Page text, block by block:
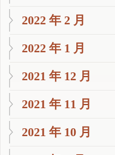
2022 年 2 月
2022 年 1 月
2021 年 12 月
2021 年 11 月
2021 年 10 月